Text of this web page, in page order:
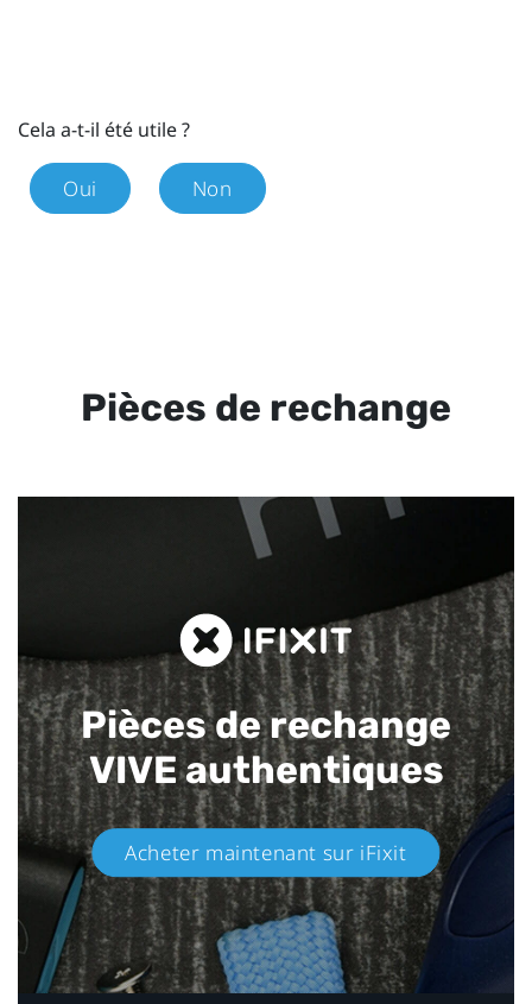
Cela a-t-il été utile ?
Oui Non
Pièces de rechange
Pièces de rechange
VIVE authentiques​
Acheter maintenant sur iFixit​